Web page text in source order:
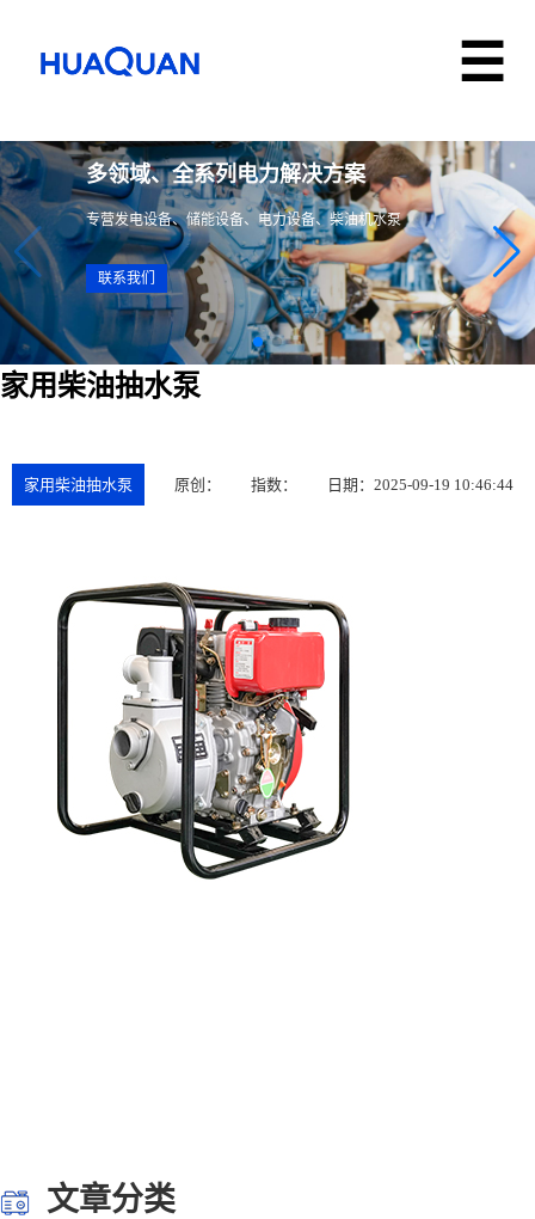
多领域、全系列电力解决方案
专营发电设备、储能设备、电力设备、柴油机水泵
联系我们
家用柴油抽水泵
家用柴油抽水泵 原创： 指数： 日期：2025-09-19 10:46:44
文章分类